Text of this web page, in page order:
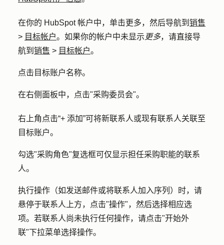
在你的 HubSpot 帐户中，单击更多，然后导航到 销售
> 目标帐户。如果你的帐户中未显示 更多，请直接导
航到 销售 > 目标帐户。
点击 目标账户名称。
在右侧面板中，点击"采购委员会"。
右上角点击“+ 添加”可将新联系人或现有联系人关联至
目标账户。
勾选"采购角色"复选框可仅显示担任采购职能的联系
人。
执行操作（如发送邮件或将联系人加入序列）时，请
悬停于联系人上方，点击"操作"，然后选择相应选
项。若联系人尚未执行任何操作，请点击"开始外
联"下拉菜单选择操作。